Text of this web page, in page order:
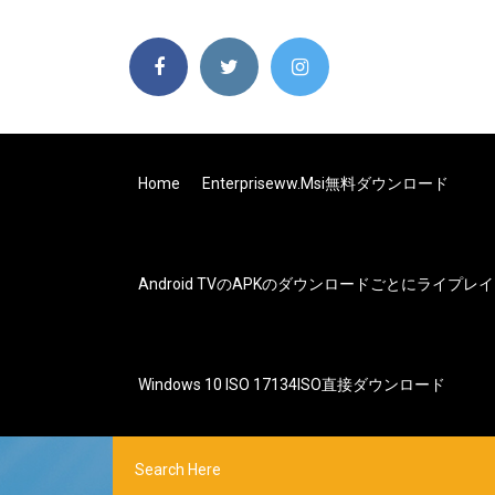
Home Enterpriseww.msi無料ダウンロード
Android TVのAPKのダウンロードごとにライプレイ
Windows 10 ISO 17134ISO直接ダウンロード